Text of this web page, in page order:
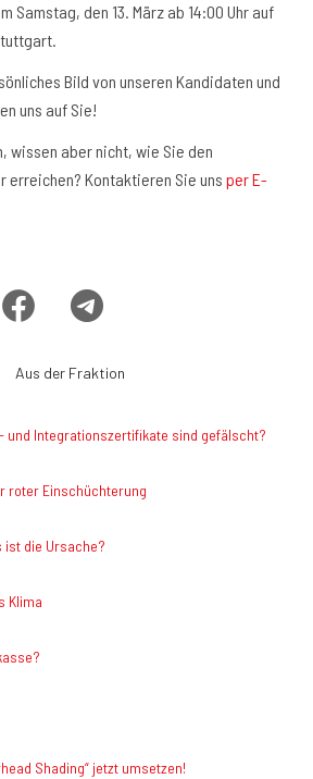
Samstag, den 13. März ab 14:00 Uhr auf
Bild von unseren Kandidaten und
uns auf Sie!
wissen aber nicht, wie Sie den
erreichen? Kontaktieren Sie uns per E-
Aus der Fraktion
und Integrationszertifikate sind gefälscht?
roter Einschüchterung
ist die Ursache?
Klima
Shading“ jetzt umsetzen!